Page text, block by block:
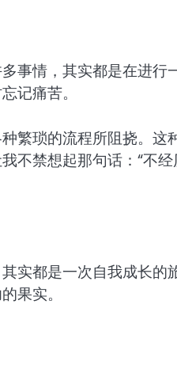
事情，其实都是在进行
记痛苦。
繁琐的流程所阻挠。这
不禁想起那句话：“不
实都是一次自我成长的
果实。